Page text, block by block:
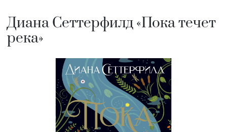
Диана Сеттерфилд «Пока течет
река»